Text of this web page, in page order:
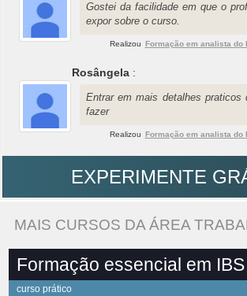
Gostei da facilidade em que o
expor sobre o curso.
Realizou Formação em analista do
Rosângela :
Entrar em mais detalhes praticos
fazer
Realizou Formação em analista do
EXPERIMENTE
MAIS CURSOS DA ÁREA
Formação essencial em
curso prático